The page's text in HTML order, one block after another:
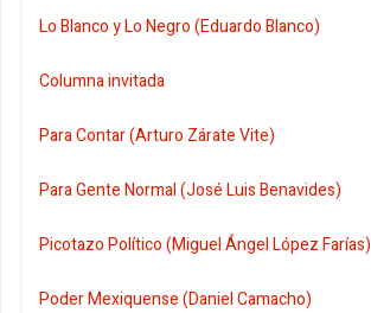
Lo Blanco y Lo Negro (Eduardo Blanco)
Columna invitada
Para Contar (Arturo Zárate Vite)
Para Gente Normal (José Luis Benavides)
Picotazo Político (Miguel Ángel López Farías)
Poder Mexiquense (Daniel Camacho)